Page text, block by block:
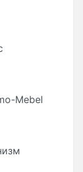
Mebel